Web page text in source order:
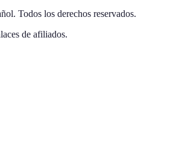
. Todos los derechos reservados.
de afiliados.